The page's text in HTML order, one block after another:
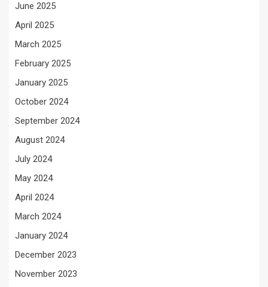
June 2025
April 2025
March 2025
February 2025
January 2025
October 2024
September 2024
August 2024
July 2024
May 2024
April 2024
March 2024
January 2024
December 2023
November 2023